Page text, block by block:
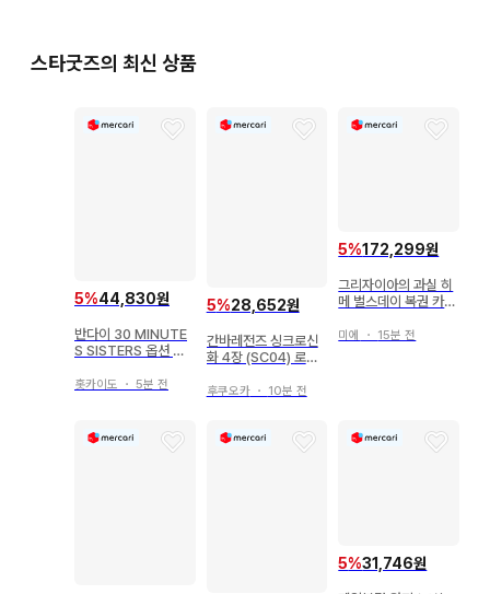
스타굿즈의 최신 상품
5%44,830원
반다이 30 MINUTE
S SISTERS 옵션 바
부품 [화이트/블랙] 1
홋카이도 ・ 5분 전
5%28,652원
간바레전즈 싱크로신
화 4장 (SC04) 로보
후쿠오카・ 10분 전
5%172,299원
그리자이아의 과실 히
메 벌스데이 복권 카자
루 아크릴 스탠드
미에 ・ 15분 전
5%31,746원